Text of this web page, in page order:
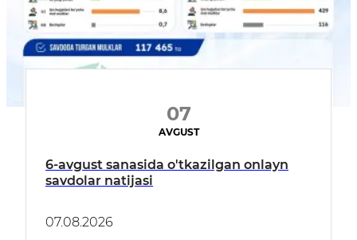
07
AVGUST
6-avgust sanasida o'tkazilgan onlayn
savdolar natijasi
07.08.2026